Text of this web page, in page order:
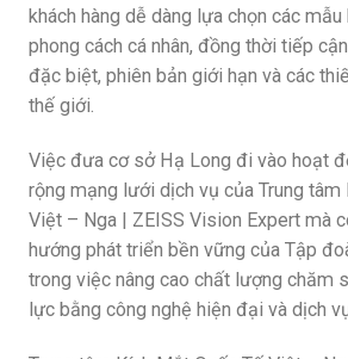
khách hàng dễ dàng lựa chọn các
phong cách cá nhân, đồng thời tiếp
đặc biệt, phiên bản giới hạn và các
thế giới.
Việc đưa cơ sở Hạ Long đi vào hoạt
rộng mạng lưới dịch vụ của Trung tâm
Việt – Nga | ZEISS Vision Expert mà
hướng phát triển bền vững của Tập
trong việc nâng cao chất lượng chăm
lực bằng công nghệ hiện đại và dịch